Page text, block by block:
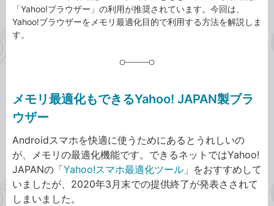
「Yahoo!ブラウザー」の利用が推奨されています。今回は、
Yahoo!ブラウザーをメモリ最適化目的で利用する方法を解説しま
す。
メモリ最適化もできるYahoo! JAPAN製ブラ
ウザー
Androidスマホを快適に使うためにあるとうれしいの
が、メモリの最適化機能です。できるネットではYahoo!
JAPANの「Yahoo!スマホ最適化ツール 」をおすすめして
いましたが、2020年3月末での提供終了が発表さされて
しまいました。